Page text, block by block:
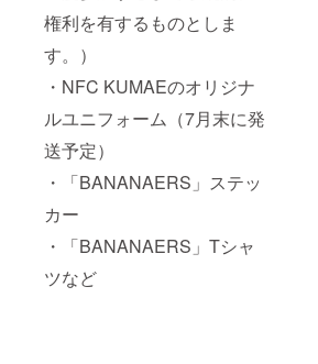
権利を有するものとしま
す。）
・NFC KUMAEのオリジナ
ルユニフォーム（7月末に発
送予定）
・「BANANAERS」ステッ
カー
・「BANANAERS」Tシャ
ツなど